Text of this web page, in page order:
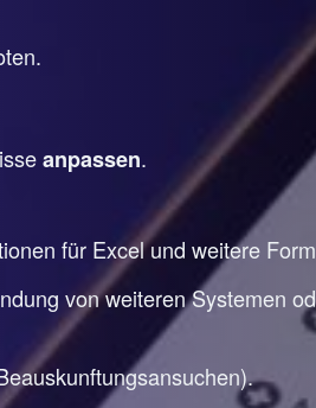
anpassen.
für Excel und weitere
von weiteren Systemen